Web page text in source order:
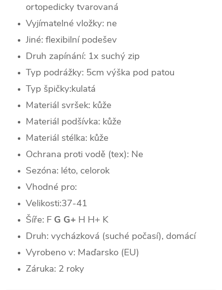
ortopedicky tvarovaná
Vyjímatelné vložky: ne
Jiné: flexibilní podešev
Druh zapínání: 1x suchý zip
Typ podrážky: 5cm výška pod patou
Typ špičky:kulatá
Materiál svršek: kůže
Materiál podšívka: kůže
Materiál stélka: kůže
Ochrana proti vodě (tex): Ne
Sezóna: léto, celorok
Vhodné pro:
Velikosti:37-41
Šíře: F G G+ H H+ K
Druh: vycházková (suché počasí), domácí
Vyrobeno v: Maďarsko (EU)
Záruka: 2 roky